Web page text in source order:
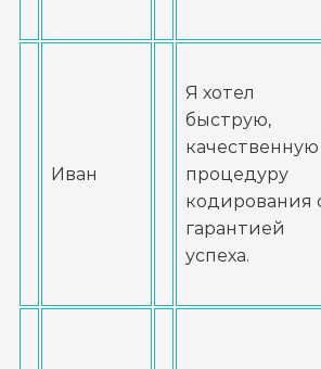
Раскодирование от алкоголизма
Мотивация на лечение алкоголизма
Иван
Я хотел
быструю,
качественную
процедуру
кодирования
гарантией
успеха.